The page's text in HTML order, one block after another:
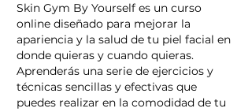
Skin Gym By Yourself es un curso
online diseñado para mejorar la
apariencia y la salud de tu piel facial en
donde quieras y cuando quieras.
Aprenderás una serie de ejercicios y
técnicas sencillas y efectivas que
puedes realizar en la comodidad de tu